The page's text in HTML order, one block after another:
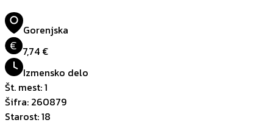
Gorenjska
€ 7,74 €
Izmensko delo
Št. mest:1
Šifra: 260879
Starost:18